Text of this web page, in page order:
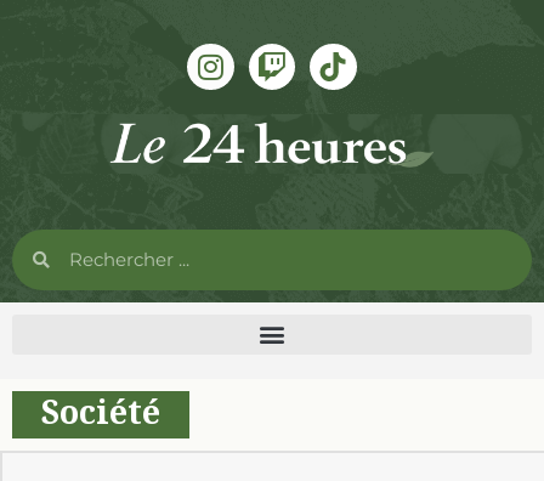
Société